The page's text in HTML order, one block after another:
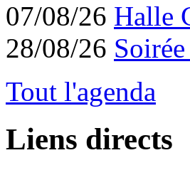
07/08/26 Halle
28/08/26
Tout l'agenda
Liens directs